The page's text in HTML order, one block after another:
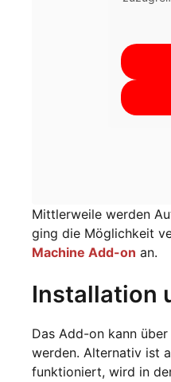
Mittlerweile werden
ging die Möglichkeit
Machine Add-on an.
Installation
Das Add-on kann
werden. Alternativ ist
funktioniert, wird in